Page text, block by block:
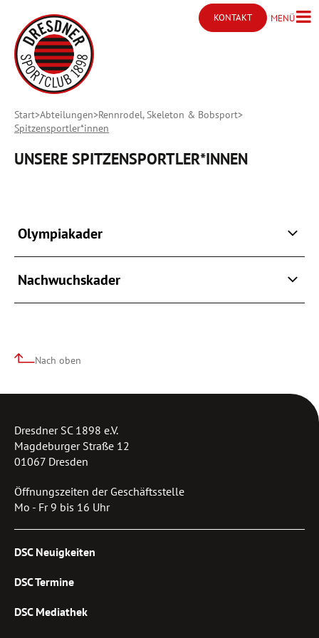
KONTAKT
Kontakt öffnen
MENÜMenü
Start Abteilungen Rennrodel, Skeleton & Bobsport
Spitzensportler*innen
UNSERE SPITZENSPORTLER*INNEN
Olympiakader
Nachwuchskader
Nach oben
Dresdner SC 1898 e.V.
Magdeburger Straße 12
01067 Dresden
Öffnungszeiten der Geschäftsstelle
Mo - Fr 9 bis 16 Uhr
DSC Neuigkeiten
DSC Termine
DSC Mediathek